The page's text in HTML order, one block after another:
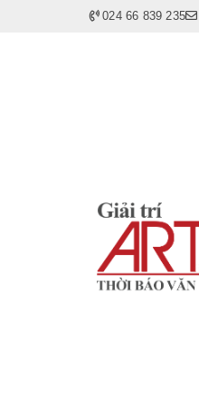
024 66 839 235